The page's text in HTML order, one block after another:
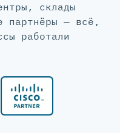
склады
партнёры — всё,
работали